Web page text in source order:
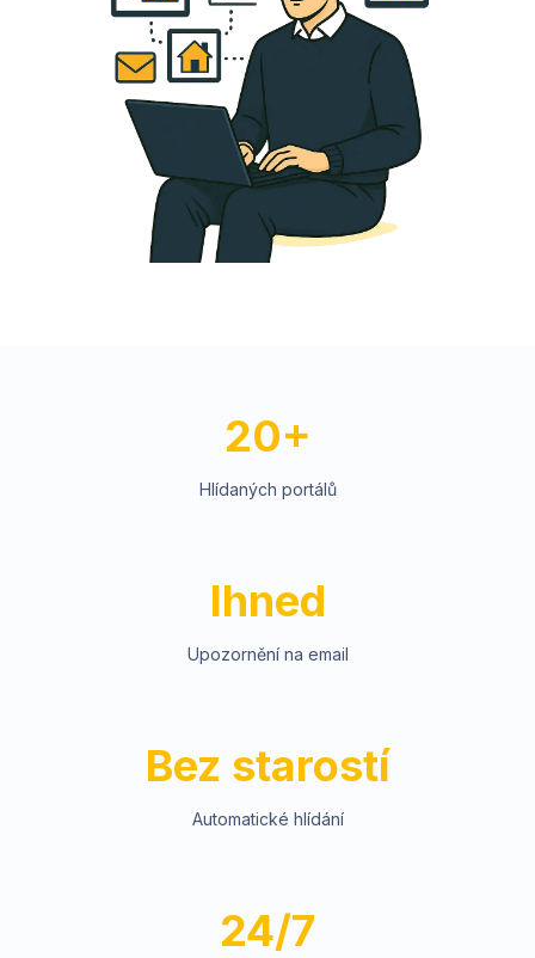
20+
Hlídaných portálů
Ihned
Upozornění na email
Bez starostí
Automatické hlídání
24/7